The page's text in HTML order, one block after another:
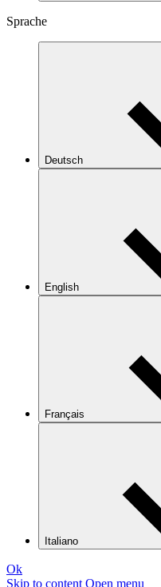
Sprache
Deutsch
English
Français
Italiano
Ok
Skip to content Open menu